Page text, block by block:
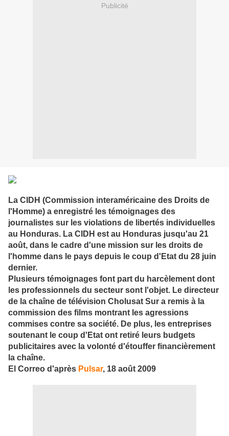
Publicité
La CIDH (Commission interaméricaine des Droits de
l'Homme) a enregistré les témoignages des
journalistes sur les violations de libertés individuelles
au Honduras. La CIDH est au Honduras jusqu'au 21
août, dans le cadre d'une mission sur les droits de
l'homme dans le pays depuis le coup d'Etat du 28 juin
dernier.
Plusieurs témoignages font part du harcèlement dont
les professionnels du secteur sont l'objet. Le directeur
de la chaîne de télévision Cholusat Sur a remis à la
commission des films montrant les agressions
commises contre sa société. De plus, les entreprises
soutenant le coup d'Etat ont retiré leurs budgets
publicitaires avec la volonté d'étouffer financièrement
la chaîne.
El Correo d'après Pulsar, 18 août 2009